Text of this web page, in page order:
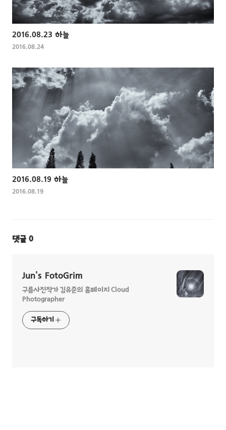
2016.08.23 하늘
2016.08.24
2016.08.19 하늘
2016.08.19
댓글 0
Jun's FotoGrim
구름사진작가 김유준의 홈페이지 Cloud
Photographer
구독하기